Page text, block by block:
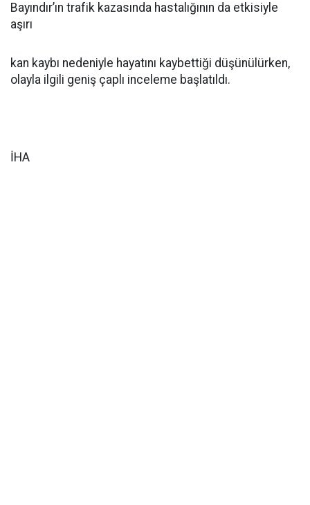
Bayındır’ın trafik kazasında hastalığının da etkisiyle
aşırı
kan kaybı nedeniyle hayatını kaybettiği düşünülürken,
olayla ilgili geniş çaplı inceleme başlatıldı.
İHA